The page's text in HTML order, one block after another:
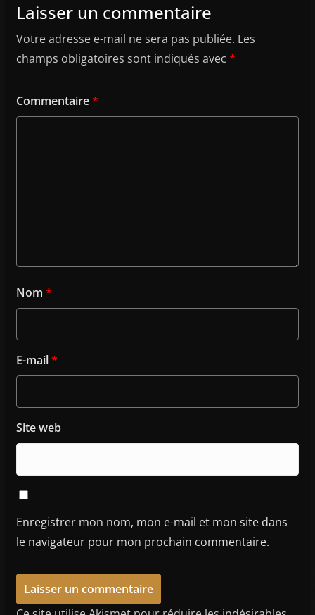
Laisser un commentaire
Votre adresse e-mail ne sera pas publiée. Les
champs obligatoires sont indiqués avec *
Commentaire*
Nom *
E-mail*
Site web
Enregistrer mon nom, mon e-mail et mon site dans
le navigateur pour mon prochain commentaire.